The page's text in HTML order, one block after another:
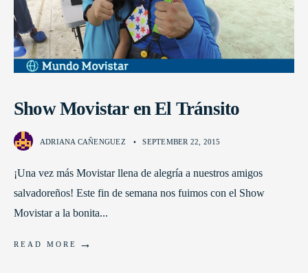
Show Movistar en El Tránsito
ADRIANA CAÑENGUEZ • SEPTEMBER 22, 2015
¡Una vez más Movistar llena de alegría a nuestros amigos
salvadoreños! Este fin de semana nos fuimos con el Show
Movistar a la bonita...
READ MORE →